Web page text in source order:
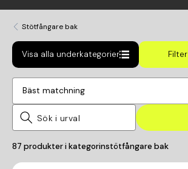
Stötfångare bak
Visa alla underkategorier Filter
Bäst matchning
87 produkter i kategorinstötfångare bak